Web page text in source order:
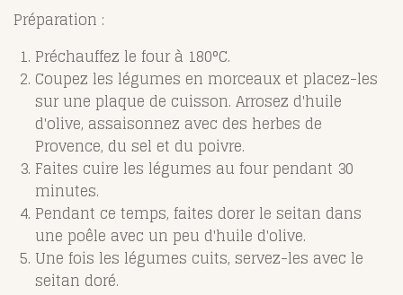
Préparation :
Préchauffez le four à 180°C.
Coupez les légumes en morceaux et placez-les
sur une plaque de cuisson. Arrosez d'huile
d'olive, assaisonnez avec des herbes de
Provence, du sel et du poivre.
Faites cuire les légumes au four pendant 30
minutes.
Pendant ce temps, faites dorer le seitan dans
une poêle avec un peu d'huile d'olive.
Une fois les légumes cuits, servez-les avec le
seitan doré.